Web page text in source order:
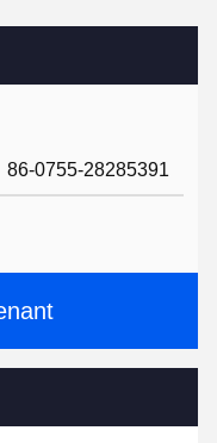
86-0755-28285391